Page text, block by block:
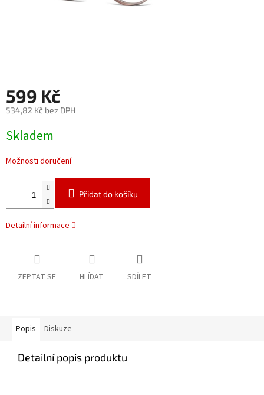
599 Kč
534,82 Kč bez DPH
cena:
Skladem
Možnosti doručení
Přidat do košíku
Detailní informace
ZEPTAT SE HLÍDAT SDÍLET
Popis Diskuze
Detailní popis produktu